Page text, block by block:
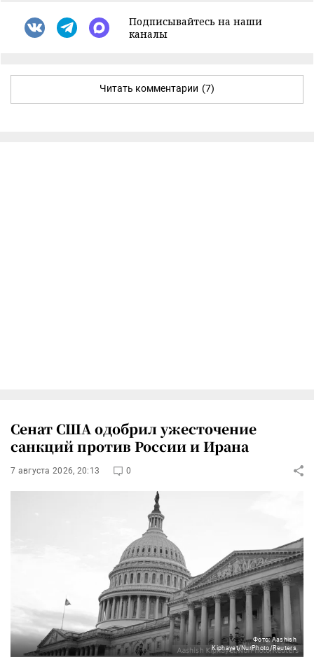
Подписывайтесь на наши
каналы
Читать комментарии (7)
Сенат США одобрил ужесточение
санкций против России и Ирана
7 августа 2026, 20:13 0
Фото: Aashish
Kiphayet/NurPhoto/Reuters